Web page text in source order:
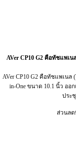
AVer CP10 G2 คือทัชแพเ
AVer CP10 G2 คือทัชแพเน
in-One ขนาด 10.1 นิ้ว อ
ประ
ส่วนลด